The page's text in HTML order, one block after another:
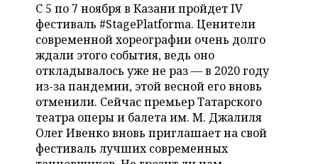
ОТКРЫТАЯ ЛЕКЦИЯ
БАСКЕТБОЛ
ВОЛЕЙБОЛ
КИБЕРСПОРТ
ФИГУРНОЕ КАТАНИЕ
ВОДНЫЕ ВИДЫ СПОРТА
ИНФРАСТРУКТУРА
ИСТОРИЯ
КУЛЬТУРА
МЕДИЦИНА
ОБРАЗОВАНИЕ
СПРАВОЧНИК
СПИСОК ПЕРСОН
СПИСОК КОМПАНИЙ
ПОЛНАЯ ВЕРСИЯ
С 5 по 7 ноября в Казани пройдет IV
фестиваль #StagePlatforma. Ценители
современной хореографии очень долго
ждали этого события, ведь оно
откладывалось уже не раз — в 2020 году
из-за пандемии, этой весной его вновь
отменили. Сейчас премьер Татарского
театра оперы и балета им. М. Джалиля
Олег Ивенко вновь приглашает на свой
фестиваль лучших современных